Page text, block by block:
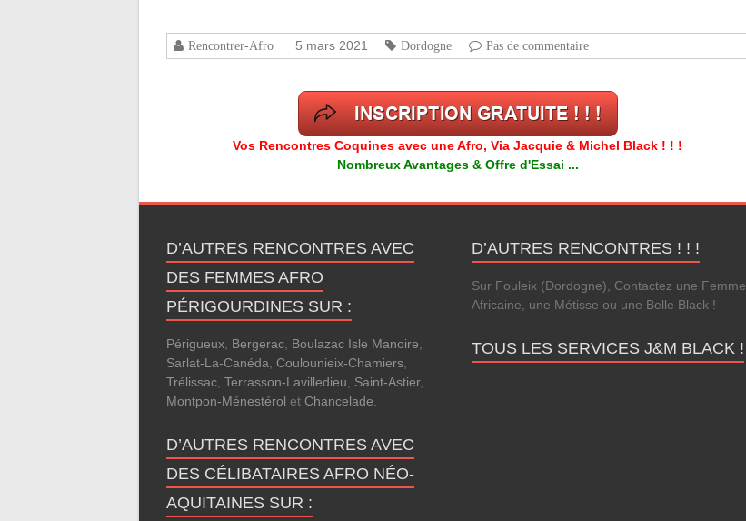
Rencontrer-Afro 5 mars 2021 Dordogne Pas de commentaire
Vos Rencontres Coquines avec une Afro, Via Jacquie & Michel Black ! ! !
Nombreux Avantages & Offre d'Essai ...
D’AUTRES RENCONTRES AVEC
DES FEMMES AFRO
PÉRIGOURDINES SUR :
Périgueux Bergerac Boulazac Isle Manoire
Sarlat-La-Canéda Coulounieix-Chamiers
Trélissac Terrasson-Lavilledieu Saint-Astier,
Montpon-Ménestérol et Chancelade
D’AUTRES RENCONTRES AVEC
DES CÉLIBATAIRES AFRO NÉO-
AQUITAINES SUR :
D’AUTRES RENCONTRES ! ! !
Sur Fouleix (Dordogne), Contactez une Femme
Africaine, une Métisse ou une Belle Black !
TOUS LES SERVICES J&M BLACK !